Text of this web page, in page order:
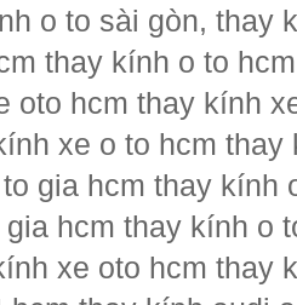
o to sài gòn, thay
thay kính o to
oto hcm thay kính
xe o to hcm
gia hcm thay kính
gia hcm thay kính o
xe oto hcm thay